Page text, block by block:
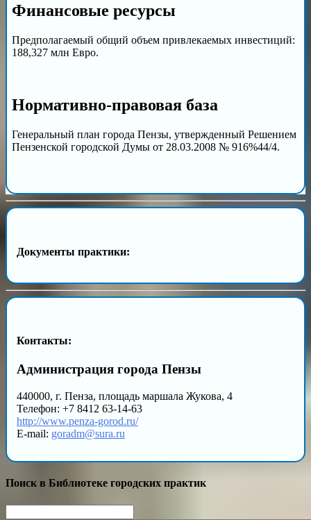
Финансовые ресурсы
Предполагаемый общий объем привлекаемых инвестиций:
188,327 млн Евро.
Нормативно-правовая база
Генеральный план города Пензы, утвержденный Решением
Пензенской городской Думы от 28.03.2008 № 916%44/4.
Документы практики:
Контакты:
Администрация города Пензы
440000, г. Пенза, площадь маршала Жукова, 4
Телефон: +7 8412 63-14-63
http://www.penza-gorod.ru/
E-mail: goradm@sura.ru
Поиск в Библиотеке городских практик